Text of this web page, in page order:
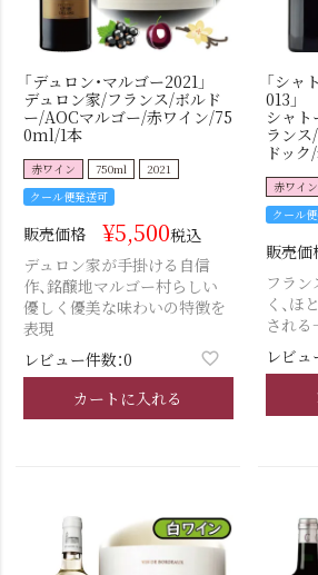
「デュロン・マルゴー2021」
デュロン家/フランス/ボルド
ー/AOCマルゴー/赤ワイン/75
0ml/1本
赤ワイン 750ml
2021
クール便発送可
販売価格 ¥5,500税込
デュロン家が手掛ける自信
作、銘醸地マルゴー村らしい
優しく優美な味わいの特徴を
表現
レビュー件数：0
カートに入れる
「シャ
013」
シャト
ラン
ドッ
赤ワイン
クール
販売価
フラ
く、
される
レビュ